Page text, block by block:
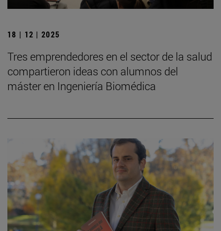
18 | 12 | 2025
Tres emprendedores en el sector de la salud
compartieron ideas con alumnos del
máster en Ingeniería Biomédica